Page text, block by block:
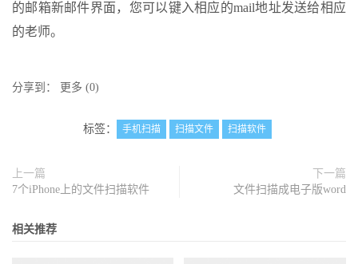
的邮箱新邮件界面，您可以键入相应的mail地址发送给相应
的老师。
分享到： 更多 (0)
标签： 手机扫描 扫描文件 扫描软件
上一篇
7个iPhone上的文件扫描软件
下一篇
文件扫描成电子版word
相关推荐